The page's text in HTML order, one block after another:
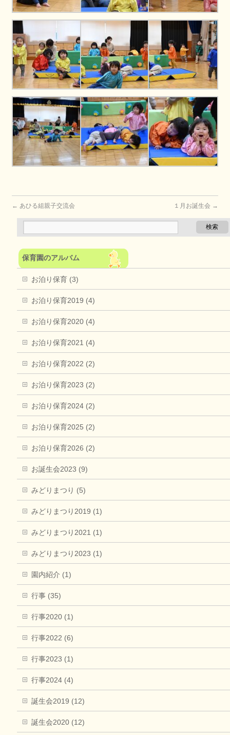
← あひる組親子交流会 １月お誕生会 →
保育園のアルバム
お泊り保育 (3)
お泊り保育2019 (4)
お泊り保育2020 (4)
お泊り保育2021 (4)
お泊り保育2022 (2)
お泊り保育2023 (2)
お泊り保育2024 (2)
お泊り保育2025 (2)
お泊り保育2026 (2)
お誕生会2023 (9)
みどりまつり (5)
みどりまつり2019 (1)
みどりまつり2021 (1)
みどりまつり2023 (1)
園内紹介 (1)
行事 (35)
行事2020 (1)
行事2022 (6)
行事2023 (1)
行事2024 (4)
誕生会2019 (12)
誕生会2020 (12)